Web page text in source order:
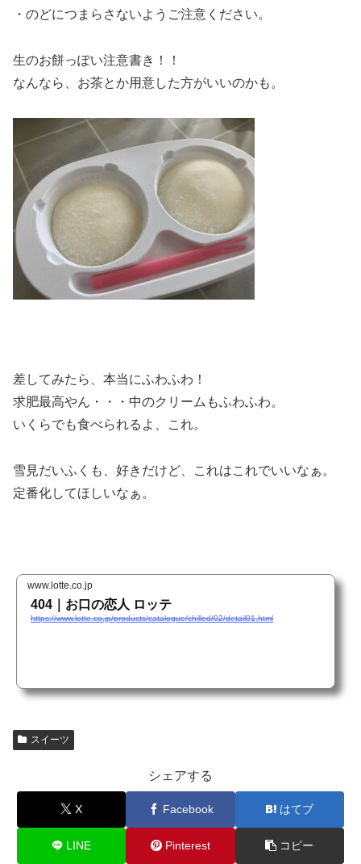
・のどにつまらさないようご注意ください。
生のお餅っぽい注意書き！！
なんなら、お茶とか用意した方がいいのかも。
差してみたら、本当にふわふわ！
求肥最高やん・・・中のクリームもふわふわ。
いくらでも食べられるよ、これ。
雪見だいふくも、好きだけど、これはこれでいいなぁ。
定番化してほしいなぁ。
www.lotte.co.jp
404｜お口の恋人 ロッテ
https://www.lotte.co.jp/products/catalogue/chilled/02/detail01.html
スイーツ
シェアする
X Facebook はてブ
LINE Pinterest コピー